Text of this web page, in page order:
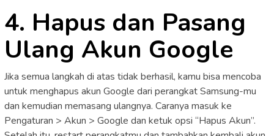
4. Hapus dan Pasang
Ulang Akun Google
Jika semua langkah di atas tidak berhasil, kamu bisa mencoba
untuk menghapus akun Google dari perangkat Samsung-mu
dan kemudian memasang ulangnya. Caranya masuk ke
Pengaturan > Akun > Google dan ketuk opsi “Hapus Akun”.